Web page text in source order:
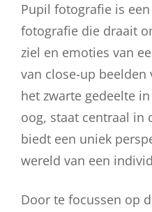
Pupil fotografie is
fotografie die draait
ziel en emoties van
van close-up beelden
het zwarte gedeelte
oog, staat centraal in
biedt een uniek
wereld van een
Door te focussen op